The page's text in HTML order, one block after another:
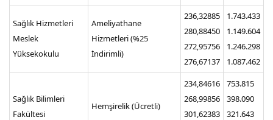
Sağlık Hizmetleri
Meslek
Yüksekokulu
Ameliyathane
Hizmetleri (%25
İndirimli)
236,32885
280,88450
272,95756
276,67137
1.743.433
1.149.604
1.246.298
1.087.462
Sağlık Bilimleri
Fakültesi
Hemşirelik (Ücretli)
234,84616
268,99856
301,62383
753.815
398.090
321.643